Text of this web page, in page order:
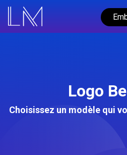
Logo
Choisissez un modèle qui